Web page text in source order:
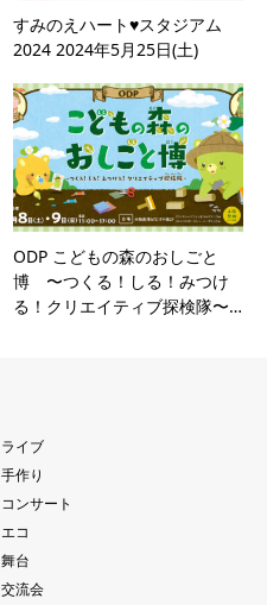
すみのえハート♥スタジアム
2024 2024年5月25日(土)
ODP こどもの森のおしごと
博 〜つくる！しる！みつけ
る！クリエイティブ探検隊〜…
ライブ
手作り
コンサート
エコ
舞台
交流会